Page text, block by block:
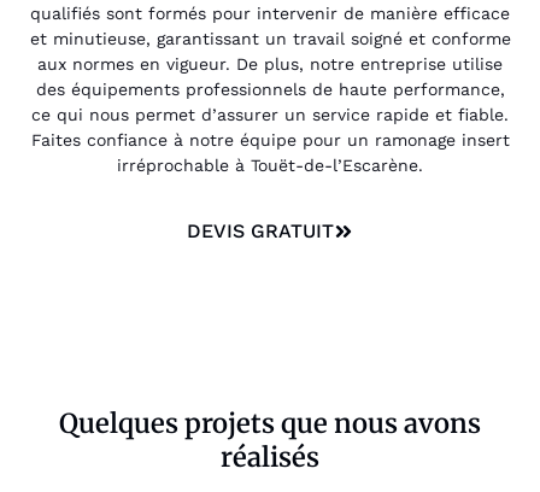
qualifiés sont formés pour intervenir de manière efficace
et minutieuse, garantissant un travail soigné et conforme
aux normes en vigueur. De plus, notre entreprise utilise
des équipements professionnels de haute performance,
ce qui nous permet d’assurer un service rapide et fiable.
Faites confiance à notre équipe pour un ramonage insert
irréprochable à Touët-de-l’Escarène.
DEVIS GRATUIT
Quelques projets que nous avons
réalisés